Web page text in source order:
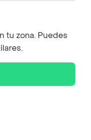
tu zona. Puedes